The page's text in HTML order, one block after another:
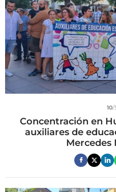
10/
Concentración en
auxiliares de
Mercedes